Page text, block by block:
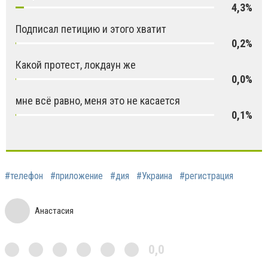
4,3%
Подписал петицию и этого хватит
0,2%
Какой протест, локдаун же
0,0%
мне всё равно, меня это не касается
0,1%
#телефон #приложение #дия #Украина #регистрация
Анастасия
0,0